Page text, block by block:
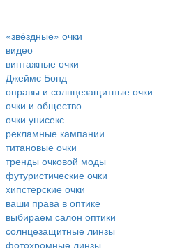
«звёздные» очки
видео
винтажные очки
Джеймс Бонд
оправы и солнцезащитные очки
очки и общество
очки унисекс
рекламные кампании
титановые очки
тренды очковой моды
футуристические очки
хипстерские очки
ваши права в оптике
выбираем салон оптики
солнцезащитные линзы
фотохромные линзы